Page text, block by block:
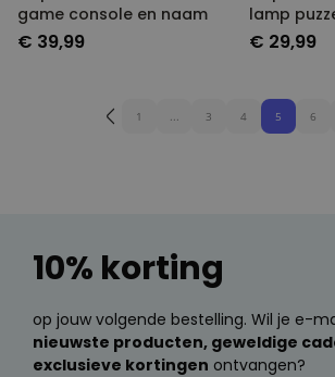
game console en naam
€ 39,99
lamp
en tekst
€ 29,99
1 ... 3 4 5 6
10% korting
op jouw volgende bestelling. Wil je e-
nieuwste producten, geweldige
exclusieve kortingen ontvangen?